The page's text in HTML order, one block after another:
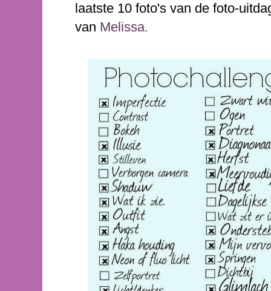
laatste 10 foto's van de foto-
van Melissa.